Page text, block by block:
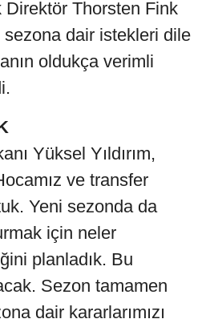
Direktör Thorsten Fink
sezona dair istekleri dile
oldukça verimli
Yüksel Yıldırım,
ve transfer
Yeni sezonda da
için neler
planladık. Bu
Sezon tamamen
dair kararlarımızı